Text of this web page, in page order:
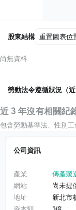
股東結構 重置圖表位
尚無資料
勞動法令遵循狀況（近
近 3 年沒有相關紀
包含勞動基準法、性別
公司資訊
產業 傳產製
網站
尚未提
地址
新北市